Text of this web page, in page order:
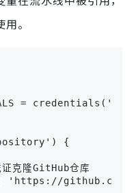
。
=
{
克隆GitHub仓库
'https://